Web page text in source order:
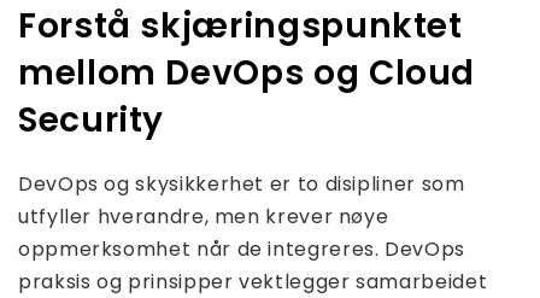
Forstå skjæringspunktet
mellom DevOps og Cloud
Security
DevOps og skysikkerhet er to disipliner som
utfyller hverandre, men krever nøye
oppmerksomhet når de integreres. DevOps
praksis og prinsipper vektlegger samarbeidet